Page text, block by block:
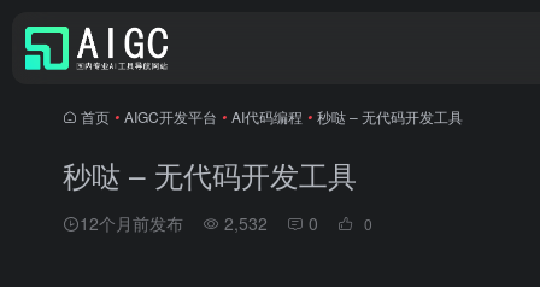
首页 • AIGC开发平台 • AI代码编程 • 秒哒 – 无代码开发工具
秒哒 – 无代码开发工具
12个月前发布 2,532 0 0